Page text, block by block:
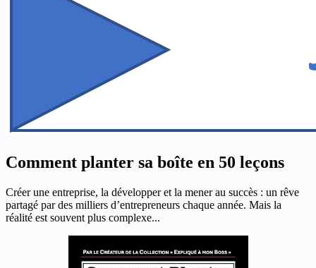
Comment planter sa boîte en 50 leçons
Créer une entreprise, la développer et la mener au succès : un rêve
partagé par des milliers d’entrepreneurs chaque année. Mais la
réalité est souvent plus complexe...